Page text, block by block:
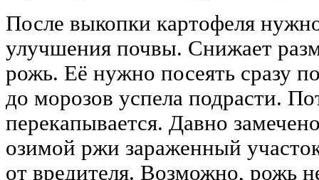
После выкопки картофеля
улучшения почвы. Снижает
рожь. Её нужно посеять сразу
до морозов успела подрасти.
перекапывается. Давно
озимой ржи зараженный
от вредителя. Возможно, рожь